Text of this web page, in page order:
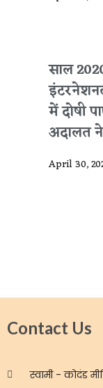
साल
में दोषी
अदालत
April 30,
Contact Us
स्वामी - कोदंड